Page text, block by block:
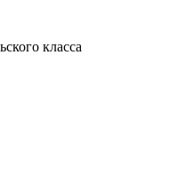
класса